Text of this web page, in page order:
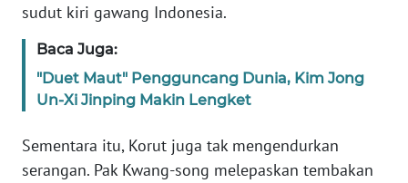
sudut kiri gawang Indonesia.
Baca Juga:
"Duet Maut" Pengguncang Dunia, Kim Jong
Un-Xi Jinping Makin Lengket
Sementara itu, Korut juga tak mengendurkan
serangan. Pak Kwang-song melepaskan tembakan
WN
WN
JABAR
WN
BANTEN